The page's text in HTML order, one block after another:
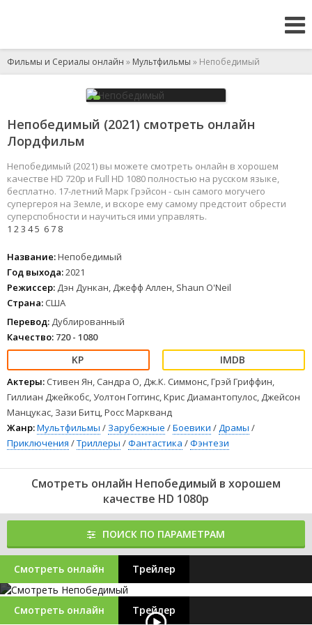
Фильмы и Сериалы онлайн » Мультфильмы » Непобедимый
Непобедимый (2021) смотреть онлайн
Лордфильм
Непобедимый (2021) вы можете смотреть онлайн в хорошем
качестве HD 720p и Full HD 1080 полностью на русском языке,
бесплатно. 17-летний Марк Грэйсон - сын самого могучего
супергероя на Земле, и вскоре ему самому предстоит обрести
суперспобности и научиться ими управлять.
1 23 45 67 8
Название:Непобедимый
Год выхода:2021
Режиссер: Дэн Дункан, Джефф Аллен, Shaun O'Neil
Страна: США
Перевод: Дублированный
Качество: 720 - 1080
Актеры: Стивен Ян, Сандра О, Дж.К. Симмонс, Грэй Гриффин,
Гиллиан Джейкобс, Уолтон Гоггинс, Крис Диамантопулос, Джейсон
Манцукас, Зази Битц, Росс Маркванд
Жанр:Мультфильмы / Зарубежные /Боевики /Драмы /
Приключения /Триллеры /Фантастика /Фэнтези
Смотреть онлайн Непобедимый в хорошем
качестве HD 1080p
ПОИСК ПО ПАРАМЕТРАМ
Смотреть онлайн Трейлер
Смотреть онлайн Трейлер